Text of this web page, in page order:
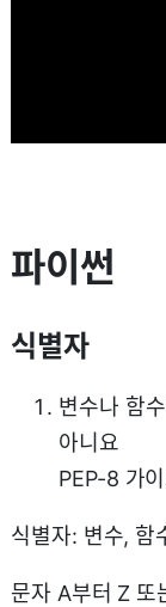
파이썬
식별자
변수나 함
아니요
PEP-8 가
식별자: 변수, 함
문자 A부터 Z 또